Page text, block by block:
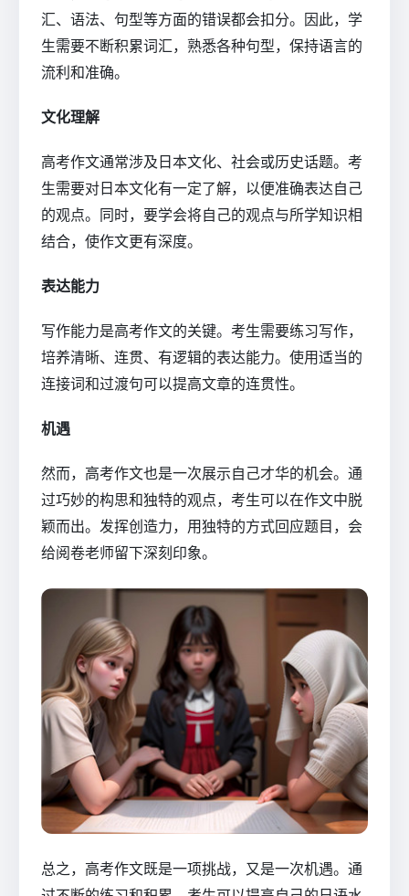
汇、语法、句型等方面的错误都会扣分。因此，学
生需要不断积累词汇，熟悉各种句型，保持语言的
流利和准确。
文化理解
高考作文通常涉及日本文化、社会或历史话题。考
生需要对日本文化有一定了解，以便准确表达自己
的观点。同时，要学会将自己的观点与所学知识相
结合，使作文更有深度。
表达能力
写作能力是高考作文的关键。考生需要练习写作，
培养清晰、连贯、有逻辑的表达能力。使用适当的
连接词和过渡句可以提高文章的连贯性。
机遇
然而，高考作文也是一次展示自己才华的机会。通
过巧妙的构思和独特的观点，考生可以在作文中脱
颖而出。发挥创造力，用独特的方式回应题目，会
给阅卷老师留下深刻印象。
总之，高考作文既是一项挑战，又是一次机遇。通